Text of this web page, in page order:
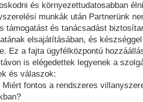
és környezettudatosabban
munkák után Partnerünk
támogatást és tanácsadást
elsajátításában, és
Ez a fajta ügyfélközpontú
is elégedettek legyenek a
és válaszok:
Miért fontos a rendszeres